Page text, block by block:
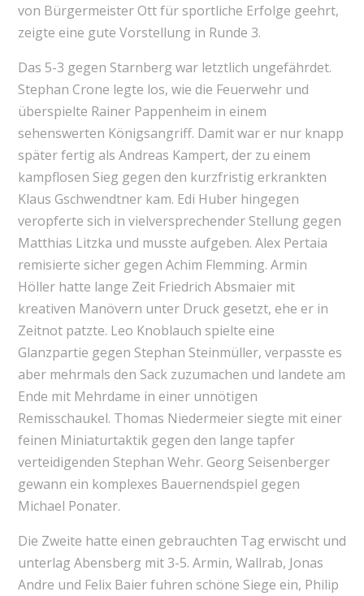
von Bürgermeister Ott für sportliche Erfolge geehrt,
zeigte eine gute Vorstellung in Runde 3.
Das 5-3 gegen Starnberg war letztlich ungefährdet.
Stephan Crone legte los, wie die Feuerwehr und
überspielte Rainer Pappenheim in einem
sehenswerten Königsangriff. Damit war er nur knapp
später fertig als Andreas Kampert, der zu einem
kampflosen Sieg gegen den kurzfristig erkrankten
Klaus Gschwendtner kam. Edi Huber hingegen
veropferte sich in vielversprechender Stellung gegen
Matthias Litzka und musste aufgeben. Alex Pertaia
remisierte sicher gegen Achim Flemming. Armin
Höller hatte lange Zeit Friedrich Absmaier mit
kreativen Manövern unter Druck gesetzt, ehe er in
Zeitnot patzte. Leo Knoblauch spielte eine
Glanzpartie gegen Stephan Steinmüller, verpasste es
aber mehrmals den Sack zuzumachen und landete am
Ende mit Mehrdame in einer unnötigen
Remisschaukel. Thomas Niedermeier siegte mit einer
feinen Miniaturtaktik gegen den lange tapfer
verteidigenden Stephan Wehr. Georg Seisenberger
gewann ein komplexes Bauernendspiel gegen
Michael Ponater.
Die Zweite hatte einen gebrauchten Tag erwischt und
unterlag Abensberg mit 3-5. Armin, Wallrab, Jonas
Andre und Felix Baier fuhren schöne Siege ein, Philip